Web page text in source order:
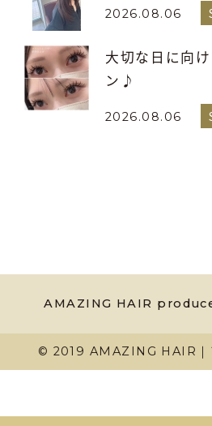
2026.08.06
大切な日に向
ン♪
2026.08.06
AMAZING HAIR
© 2019 AMAZING HAIR｜